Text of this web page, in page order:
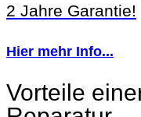
2 Jahre Garantie!
Hier mehr Info...
Vorteile